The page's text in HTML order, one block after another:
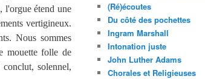
l'orgue étend une
vertigineux.
Nous sommes
mouette folle de
solennel,
(Ré)écoutes
Du côté des pochettes
Ingram Marshall
Intonation juste
John Luther Adams
Chorales et Religieuses